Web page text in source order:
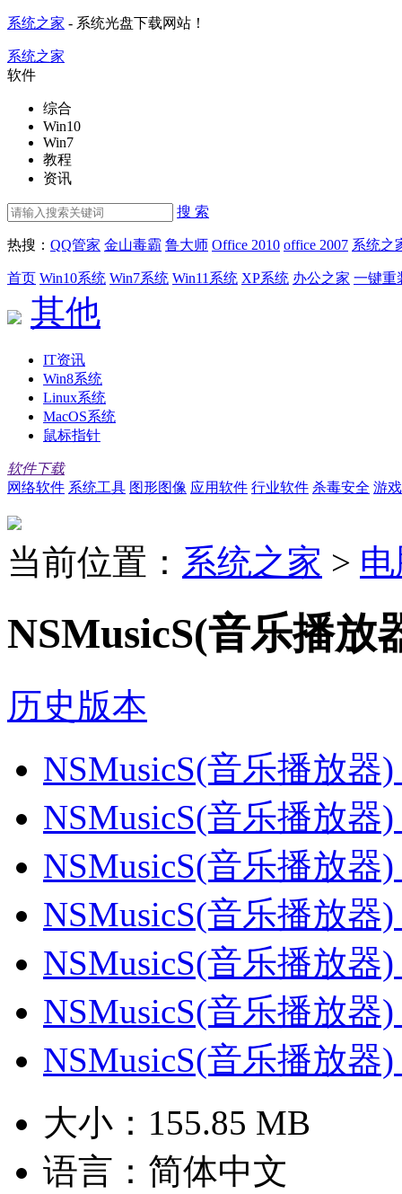
系统之家 - 系统光盘下载网站！
系统之家
软件
综合
Win10
Win7
教程
资讯
搜 索
热搜： QQ管家 金山毒霸 鲁大师 Office 2010 office 2007 系统之
首页 Win10系统 Win7系统 Win11系统 XP系统 办公之家 一键重
其他
IT资讯
Win8系统
Linux系统
MacOS系统
鼠标指针
软件下载
网络软件 系统工具 图形图像 应用软件 行业软件 杀毒安全 游
当前位置： 系统之家 >
NSMusicS(音乐播放
历史版本
NSMusicS(音乐播放器
NSMusicS(音乐播放器
NSMusicS(音乐播放器
NSMusicS(音乐播放器
NSMusicS(音乐播放器
NSMusicS(音乐播放器
NSMusicS(音乐播放器
大小： 155.85 MB
语言： 简体中文